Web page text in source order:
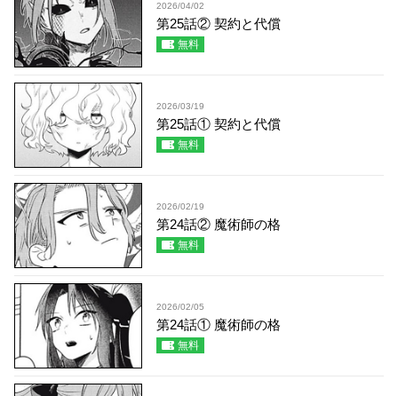
2026/04/02
第25話② 契約と代償
無料
2026/03/19
第25話① 契約と代償
無料
2026/02/19
第24話② 魔術師の格
無料
2026/02/05
第24話① 魔術師の格
無料